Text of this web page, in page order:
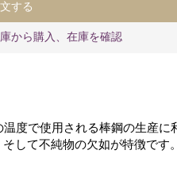
する
から購入、在庫を確認
度で使用される棒鋼の生産に
して不純物の欠如が特徴です